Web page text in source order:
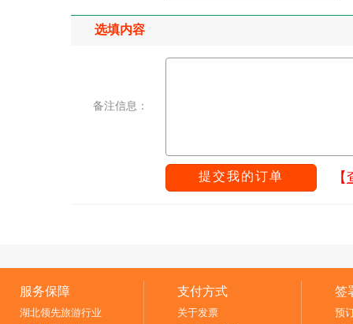
选填内容
备注信息：
提交我的订单 【
服务保障
湖北领先旅游行业
支付方式
关于发票
签
预